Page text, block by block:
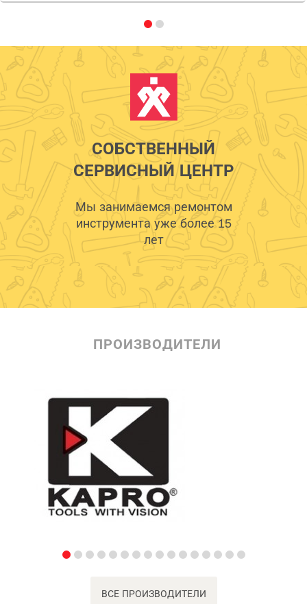
СОБСТВЕННЫЙ
СЕРВИСНЫЙ ЦЕНТР
Мы занимаемся ремонтом
инструмента уже более 15
лет
ПРОИЗВОДИТЕЛИ
ВСЕ ПРОИЗВОДИТЕЛИ